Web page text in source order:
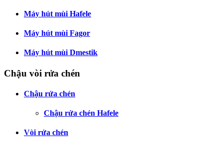
Máy hút mùi Hafele
Máy hút mùi Fagor
Máy hút mùi Dmestik
Chậu vòi rửa chén
Chậu rửa chén
Chậu rửa chén Hafele
Vòi rửa chén